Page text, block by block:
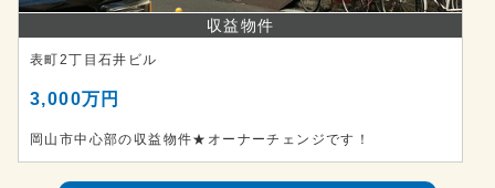
収益物件
表町2丁目石井ビル
3,000万円
岡山市中心部の収益物件★オーナーチェンジです！